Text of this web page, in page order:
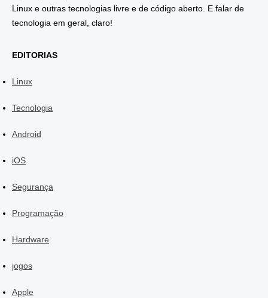
Linux e outras tecnologias livre e de código aberto. E falar de
tecnologia em geral, claro!
EDITORIAS
Linux
Tecnologia
Android
iOS
Segurança
Programação
Hardware
jogos
Apple